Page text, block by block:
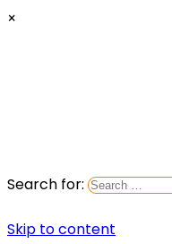
×
Search for:
Skip to content